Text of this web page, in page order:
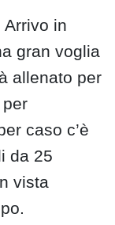
Arrivo in
gran voglia
allenato per
caso c’è
da 25
vista